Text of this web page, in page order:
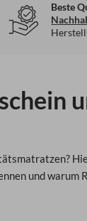
Beste
und